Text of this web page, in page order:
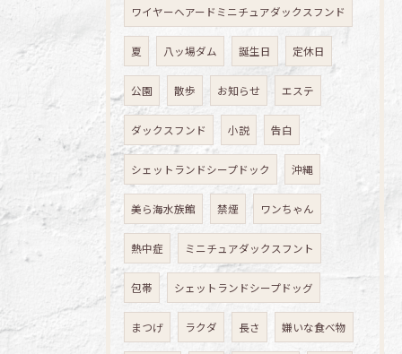
ワイヤーヘアードミニチュアダックスフンド
夏 八ッ場ダム 誕生日 定休日
公園 散歩 お知らせ エステ
ダックスフンド 小説 告白
シェットランドシープドック 沖縄
美ら海水族館 禁煙 ワンちゃん
熱中症 ミニチュアダックスフント
包帯 シェットランドシープドッグ
まつげ ラクダ 長さ 嫌いな食べ物